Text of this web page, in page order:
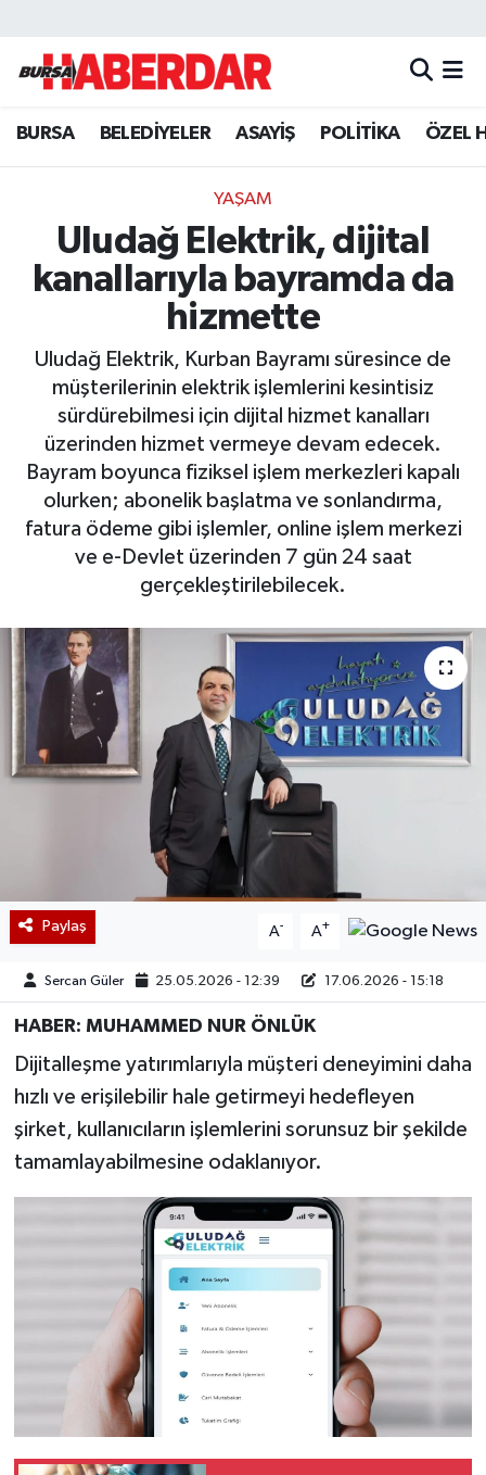
BURSA BELEDİYELER ASAYİŞ POLİTİKA ÖZEL
YAŞAM
Uludağ Elektrik, dijital
kanallarıyla bayramda da
hizmette
Uludağ Elektrik, Kurban Bayramı süresince de
müşterilerinin elektrik işlemlerini kesintisiz
sürdürebilmesi için dijital hizmet kanalları
üzerinden hizmet vermeye devam edecek.
Bayram boyunca fiziksel işlem merkezleri kapalı
olurken; abonelik başlatma ve sonlandırma,
fatura ödeme gibi işlemler, online işlem merkezi
ve e-Devlet üzerinden 7 gün 24 saat
gerçekleştirilebilecek.
Paylaş A- A+
Sercan Güler 25.05.2026 - 12:39 17.06.2026 - 15:18
HABER: MUHAMMED NUR ÖNLÜK
Dijitalleşme yatırımlarıyla müşteri deneyimini daha
hızlı ve erişilebilir hale getirmeyi hedefleyen
şirket, kullanıcıların işlemlerini sorunsuz bir şekilde
tamamlayabilmesine odaklanıyor.
Hava Durumu
Trafik Durumu
Süper Lig Puan Durumu ve Fikstür
Tüm Manşetler
Son Dakika Haberleri
Haber Arşivi